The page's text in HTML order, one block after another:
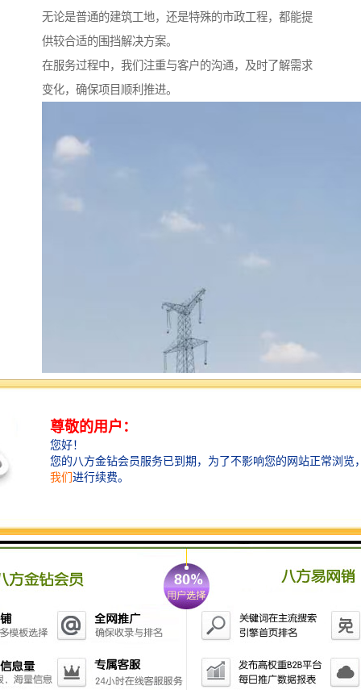
无论是普通的建筑工地，还是特殊的市政工程，都能提
供较合适的围挡解决方案。
在服务过程中，我们注重与客户的沟通，及时了解需求
变化，确保项目顺利推进。